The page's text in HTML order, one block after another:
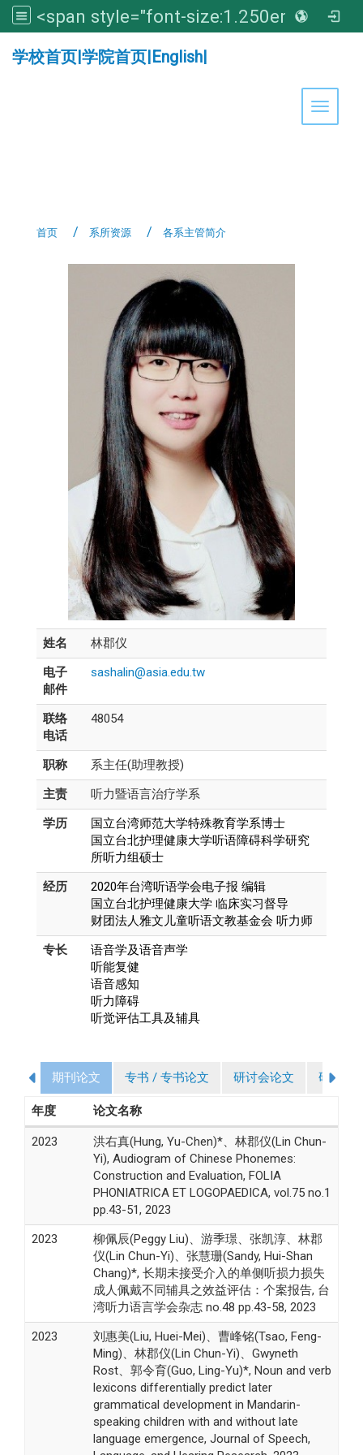
<span style="font-size:1.250em;"><strong>亚洲大学医学暨健康学院</strong></span>
学校首页|学院首页|English|
Toggle
首页 系所资源 各系主管简介
姓名
林郡仪
电子
邮件
sashalin@asia.edu.tw
联络
电话
48054
职称
系主任(助理教授)
主责
听力暨语言治疗学系
学历
国立台湾师范大学特殊教育学系博士
国立台北护理健康大学听语障碍科学研究
所听力组硕士
经历
2020年台湾听语学会电子报 编辑
国立台北护理健康大学 临床实习督导
财团法人雅文儿童听语文教基金会 听力师
专长
语音学及语音声学
听能复健
语音感知
听力障碍
听觉评估工具及辅具
期刊论文 专书 / 专书论文 研讨会论文 研究计
年度 论文名称
2023
洪右真(Hung, Yu-Chen)*、林郡仪(Lin Chun-
Yi), Audiogram of Chinese Phonemes:
Construction and Evaluation, FOLIA
PHONIATRICA ET LOGOPAEDICA, vol.75 no.1
pp.43-51, 2023
2023
柳佩辰(Peggy Liu)、游季璟、张凯淳、林郡
仪(Lin Chun-Yi)、张慧珊(Sandy, Hui-Shan
Chang)*, 长期未接受介入的单侧听损力损失
成人佩戴不同辅具之效益评估：个案报告, 台
湾听力语言学会杂志 no.48 pp.43-58, 2023
2023
刘惠美(Liu, Huei-Mei)、曹峰铭(Tsao, Feng-
Ming)、林郡仪(Lin Chun-Yi)、Gwyneth
Rost、郭令育(Guo, Ling-Yu)*, Noun and verb
lexicons differentially predict later
grammatical development in Mandarin-
speaking children with and without late
language emergence, Journal of Speech,